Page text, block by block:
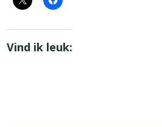
Vind ik leuk: